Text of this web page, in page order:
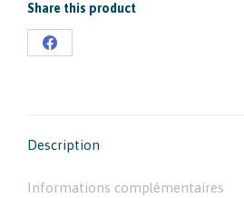
Share this product
Partager
Description
Informations complémentaires